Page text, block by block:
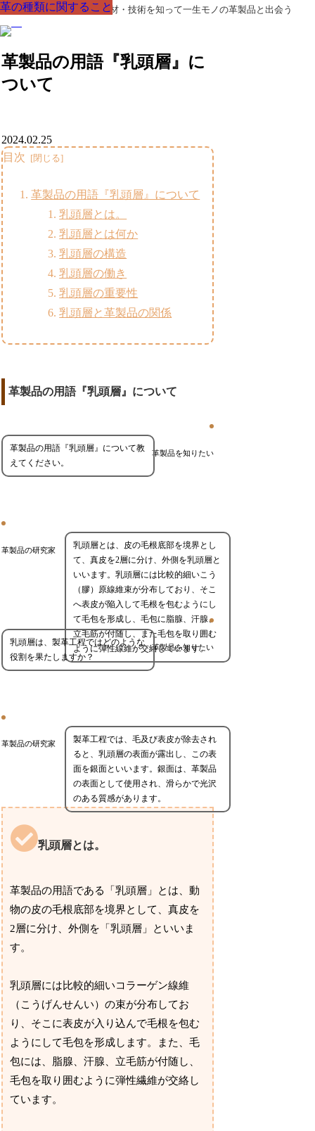
革製品の部品の呼び名・素材・技術を知って一生モノの革製品と出会う
革製品の用語『乳頭層』に
ついて
革の種類に関すること
2024.02.25
目次
革製品の用語『乳頭層』について
乳頭層とは。
乳頭層とは何か
乳頭層の構造
乳頭層の働き
乳頭層の重要性
乳頭層と革製品の関係
革製品の用語『乳頭層』について
革製品を知りたい
革製品の用語『乳頭層』について教
えてください。
革製品の研究家
乳頭層とは、皮の毛根底部を境界とし
て、真皮を2層に分け、外側を乳頭層と
いいます。乳頭層には比較的細いこう
（膠）原線維束が分布しており、そこ
へ表皮が陥入して毛根を包むようにし
て毛包を形成し、毛包に脂腺、汗腺、
立毛筋が付随し、また毛包を取り囲む
ように弾性線維が交絡しています。
革製品を知りたい
乳頭層は、製革工程ではどのような
役割を果たしますか？
革製品の研究家
製革工程では、毛及び表皮が除去され
ると、乳頭層の表面が露出し、この表
面を銀面といいます。銀面は、革製品
の表面として使用され、滑らかで光沢
のある質感があります。
乳頭層とは。
革製品の用語である「乳頭層」とは、動
物の皮の毛根底部を境界として、真皮を
2層に分け、外側を「乳頭層」といいま
す。
乳頭層には比較的細いコラーゲン線維
（こうげんせんい）の束が分布してお
り、そこに表皮が入り込んで毛根を包む
ようにして毛包を形成します。また、毛
包には、脂腺、汗腺、立毛筋が付随し、
毛包を取り囲むように弾性繊維が交絡し
ています。
革の種類に関すること
革の種類に関すること
革の種類に関すること
革の種類に関すること
革の種類に関すること
革の種類に関すること